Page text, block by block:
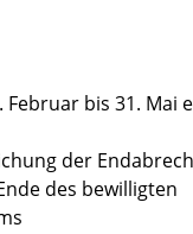
bis 31. Mai
der
des bewilligten